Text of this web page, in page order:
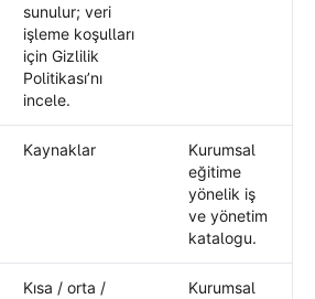
sunulur; veri
işleme koşulları
için Gizlilik
Politikası’nı
incele.
Kaynaklar
Kurumsal
eğitime
yönelik iş
ve yönetim
katalogu.
Kısa / orta /
Kurumsal